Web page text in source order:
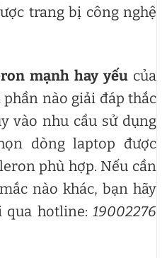
trang bị công nghệ
mạnh hay yếu của
phần nào giải đáp thắc
vào nhu cầu sử dụng
dòng laptop được
phù hợp. Nếu cần
nào khác, bạn hãy
qua hotline: 19002276